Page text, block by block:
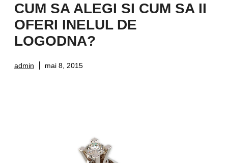
CUM SA ALEGI SI CUM SA II
OFERI INELUL DE
LOGODNA?
admin mai 8, 2015